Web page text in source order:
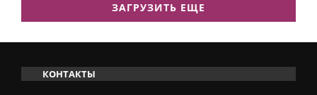
ЗАГРУЗИТЬ ЕЩЕ
КОНТАКТЫ